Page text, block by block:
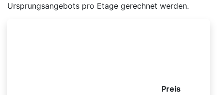
Ursprungsangebots pro Etage gerechnet werden.
Preis